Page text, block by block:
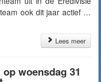
ook dit jaar actief …
Lees meer
woensdag 31